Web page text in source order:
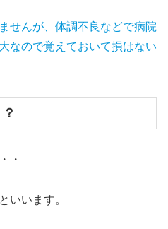
せんが、体調不良などで病院
なので覚えておいて損はない
・
といいます。